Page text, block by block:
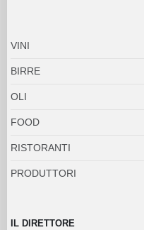
VINI
BIRRE
OLI
FOOD
RISTORANTI
PRODUTTORI
IL DIRETTORE